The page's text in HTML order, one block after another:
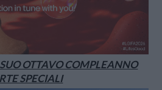
OTTAVO COMPLEANNO
SPECIALI